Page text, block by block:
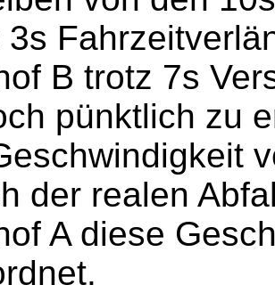
3s
B trotz 7s
pünktlich zu
der realen
A diese